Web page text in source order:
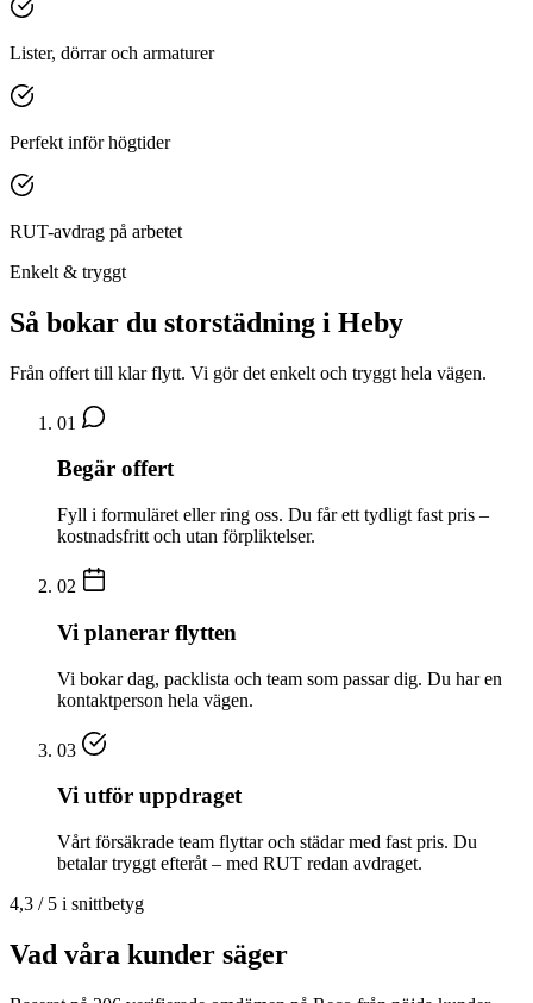
Lister, dörrar och armaturer
Perfekt inför högtider
RUT-avdrag på arbetet
Enkelt & tryggt
Så bokar du storstädning i Heby
Från offert till klar flytt. Vi gör det enkelt och tryggt hela vägen.
01
Begär offert
Fyll i formuläret eller ring oss. Du får ett tydligt fast pris –
kostnadsfritt och utan förpliktelser.
02
Vi planerar flytten
Vi bokar dag, packlista och team som passar dig. Du har en
kontaktperson hela vägen.
03
Vi utför uppdraget
Vårt försäkrade team flyttar och städar med fast pris. Du
betalar tryggt efteråt – med RUT redan avdraget.
4,3 / 5 i snittbetyg
Vad våra kunder säger